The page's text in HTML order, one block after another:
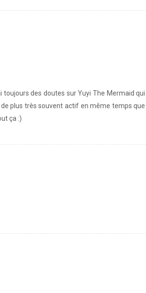
toujours des doutes sur Yuyi The Mermaid qui
plus très souvent actif en même temps que
ça :)